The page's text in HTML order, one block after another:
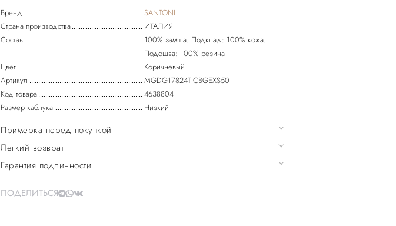
Бренд
SANTONI
Страна производства
ИТАЛИЯ
Состав
100% замша. Подклад: 100% кожа.
Подошва: 100% резина
Цвет
Коричневый
Артикул
MGDG17824TICBGEXS50
Код товара
4638804
Размер каблука
Низкий
Примерка перед покупкой
Легкий возврат
Гарантия подлинности
ПОДЕЛИТЬСЯ